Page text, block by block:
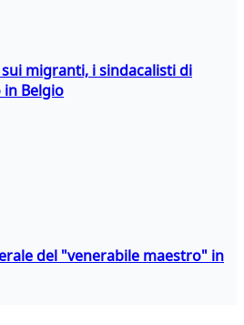
migranti, i sindacalisti di
in Belgio
del "venerabile maestro" in